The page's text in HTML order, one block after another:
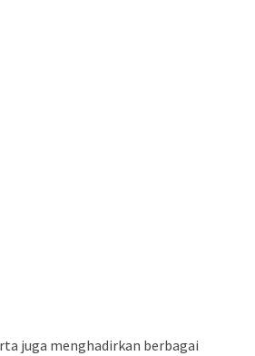
juga menghadirkan berbagai